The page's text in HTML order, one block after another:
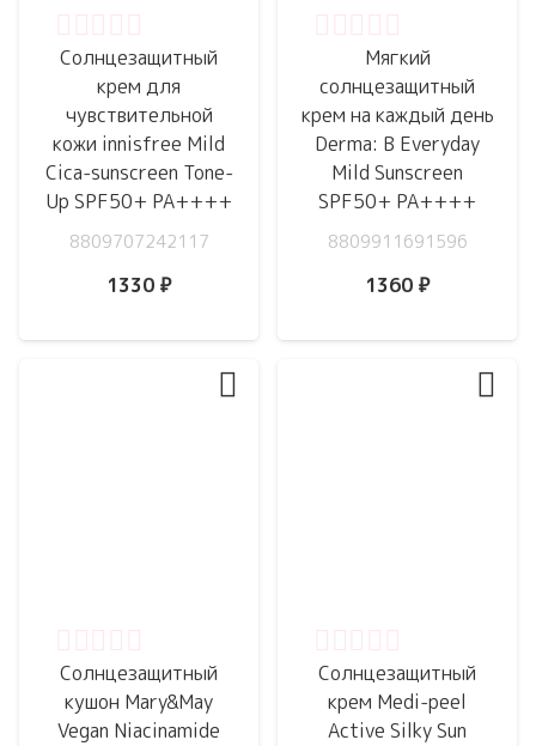
Солнцезащитный
крем для
чувствительной
кожи innisfree Mild
Cica-sunscreen Tone-
Up SPF50+ PA++++
8809707242117
1330 ₽
Мягкий
солнцезащитный
крем на каждый день
Derma: B Everyday
Mild Sunscreen
SPF50+ PA++++
8809911691596
1360 ₽
Cолнцезащитный
кушон Mary&May
Vegan Niacinamide
Солнцезащитный
крем Medi-peel
Active Silky Sun